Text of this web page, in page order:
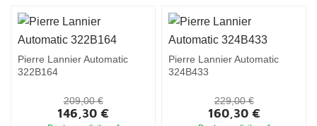
Pierre Lannier Automatic
322B164
209,00 €
146,30 €
Pierre Lannier Automatic
324B433
229,00 €
160,30 €